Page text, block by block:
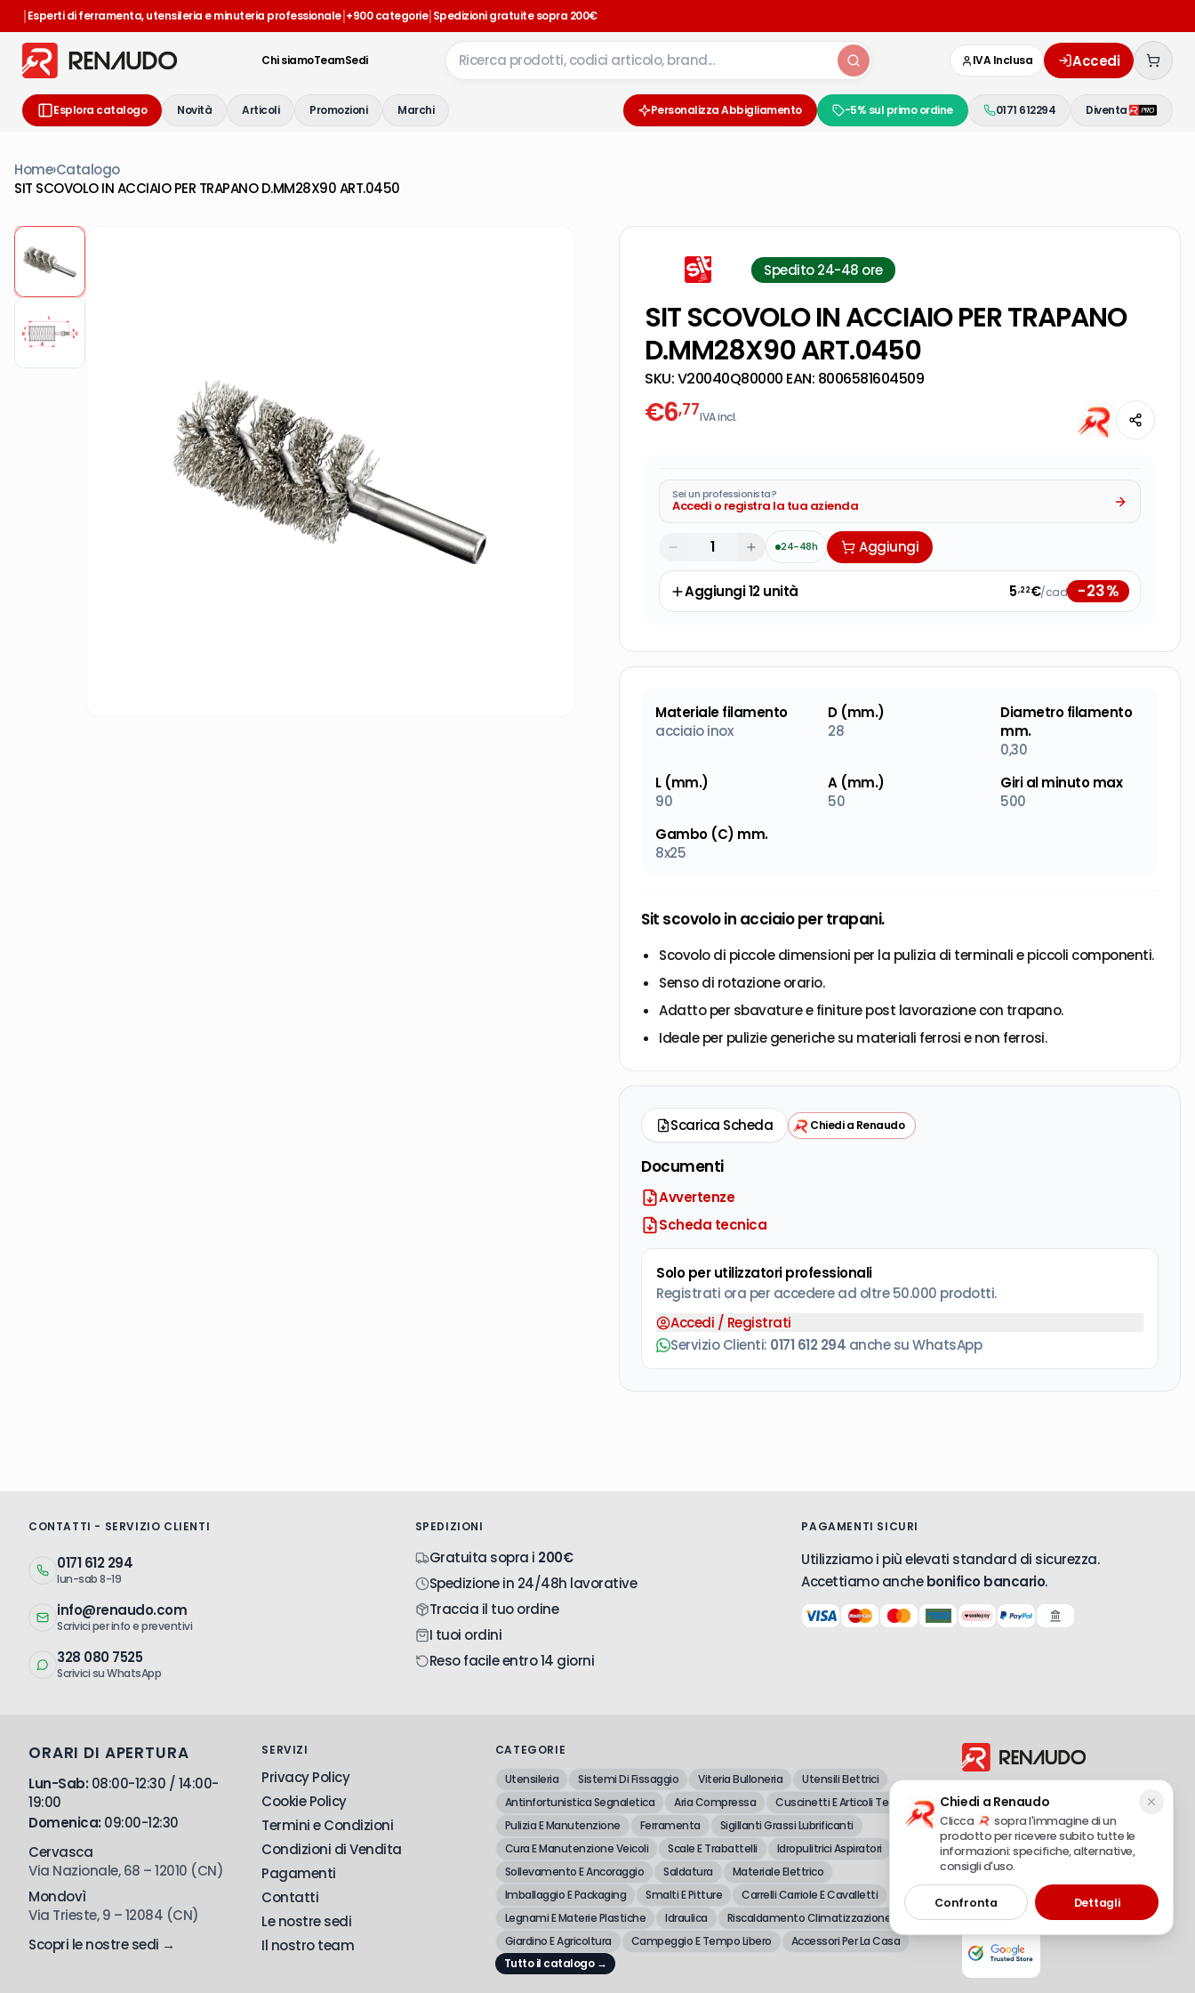
|Esperti di ferramenta, utensileria e minuteria professionale|+900 categorie|Spedizioni gratuite sopra 200€
Chi siamoTeamSedi IVA Inclusa Accedi
Esplora catalogo Novità Articoli Promozioni Marchi Personalizza Abbigliamento -5% sul primo ordine 0171 612294 Diventa
Home›Catalogo
SIT SCOVOLO IN ACCIAIO PER TRAPANO D.MM28X90 ART.0450
Spedito 24-48 ore
SIT SCOVOLO IN ACCIAIO PER TRAPANO
D.MM28X90 ART.0450
SKU:V20040Q80000 EAN: 8006581604509
€6,77IVA incl.
Sei un professionista?
Accedi o registra la tua azienda
24-48h Aggiungi
Aggiungi12unità 5,22€/cad -23%
Materiale filamento
acciaio inox
D (mm.)
28
Diametro filamento
mm.
0,30
L (mm.)
90
A (mm.)
50
Giri al minuto max
500
Gambo (C) mm.
8x25
Sit scovolo in acciaio per trapani.
Scovolo di piccole dimensioni per la pulizia di terminali e piccoli componenti.
Senso di rotazione orario.
Adatto per sbavature e finiture post lavorazione con trapano.
Ideale per pulizie generiche su materiali ferrosi e non ferrosi.
Scarica Scheda Chiedi a Renaudo
Documenti
Avvertenze
Scheda tecnica
Solo per utilizzatori professionali
Registrati ora per accedere ad oltre 50.000 prodotti.
Accedi / Registrati
Servizio Clienti: 0171 612 294 anche su WhatsApp
CONTATTI - SERVIZIO CLIENTI
0171 612 294
lun-sab 8-19
info@renaudo.com
Scrivici per info e preventivi
328 080 7525
Scrivici su WhatsApp
SPEDIZIONI
Gratuita sopra i 200€
Spedizione in 24/48h lavorative
Traccia il tuo ordine
I tuoi ordini
Reso facile entro 14 giorni
PAGAMENTI SICURI
Utilizziamo i più elevati standard di sicurezza.
Accettiamo anchebonifico bancario.
ORARI DI APERTURA
Lun-Sab: 08:00-12:30 / 14:00-
19:00
Domenica: 09:00-12:30
Cervasca
Via Nazionale, 68 – 12010 (CN)
Mondovì
Via Trieste, 9 – 12084 (CN)
Scopri le nostre sedi →
SERVIZI
Privacy Policy
Cookie Policy
Termini e Condizioni
Condizioni di Vendita
Pagamenti
Contatti
Le nostre sedi
Il nostro team
CATEGORIE
Utensileria
Sistemi Di Fissaggio Viteria Bulloneria
Utensili Elettrici
Antinfortunistica Segnaletica
Aria Compressa
Cuscinetti E Articoli Tecnici
Pulizia E Manutenzione
Ferramenta
Sigillanti Grassi Lubrificanti
Cura E Manutenzione Veicoli
Scale E Trabattelli
Idropulitrici Aspiratori
Sollevamento E Ancoraggio
Saldatura
Materiale Elettrico
Imballaggio E Packaging
Smalti E Pitture
Carrelli Carriole E Cavalletti
Legnami E Materie Plastiche
Idraulica
Riscaldamento Climatizzazione
Giardino E Agricoltura
Campeggio E Tempo Libero
Accessori Per La Casa
Tutto il catalogo →
dettaglio di attrezzature professionali e
fai-da-te.
Renaudo S.r.l.
P.IVA 02490720048 – REA CN-179558
© 2025 Tutti i diritti riservati
Chiedi a Renaudo
Clicca
sopra l'immagine di un
prodotto per ricevere subito tutte le
informazioni: specifiche, alternative,
consigli d'uso.
Confronta Dettagli